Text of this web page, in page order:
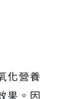
化營養
果。因